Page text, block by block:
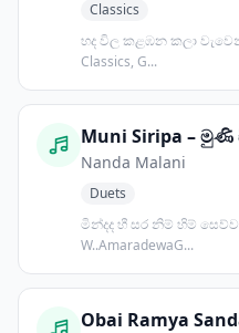
Classics
හද විල කළඹන කලා වැවෙන් ගත් Artist: Nanda
Classics, G...
Muni Siripa – මුණි
Nanda Malani
Duets
මින්දද හී සර නිම් හිම් සෙව්වා Artist: Nanda
W..AmaradewaG...
Obai Ramya